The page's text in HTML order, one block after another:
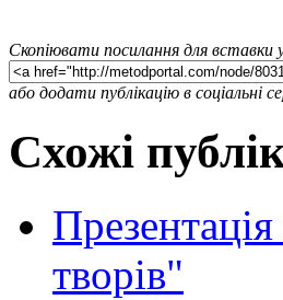
Скопіювати посилання для вставки
або додати публікацію в соціальні
Схожі
творів"